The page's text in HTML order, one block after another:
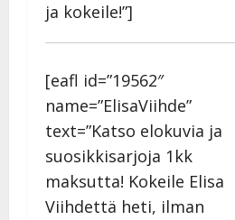
ja kokeile!”]
[eafl id=”19562″
name=”ElisaViihde”
text=”Katso elokuvia ja
suosikkisarjoja 1kk
maksutta! Kokeile Elisa
Viihdettä heti, ilman